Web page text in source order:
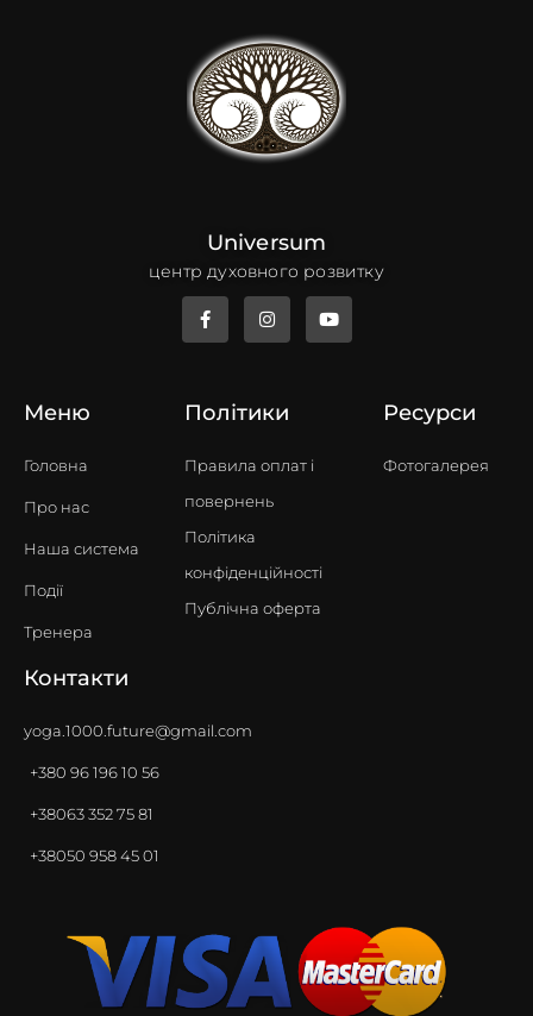
Universum
центр духовного розвитку
Меню
Головна
Про нас
Наша система
Події
Тренера
Політики
Правила оплат i
повернень
Політика
конфіденційності
Публічна оферта
Ресурси
Фотогалерея
Контакти
yoga.1000.future@gmail.com
+380 96 196 10 56
+38063 352 75 81
+38050 958 45 01